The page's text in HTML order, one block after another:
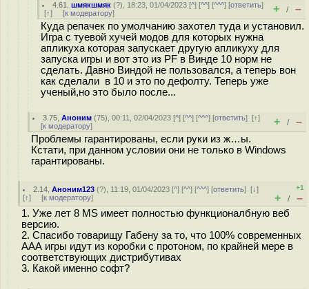
4.61 ,шмякшмяк (?), 18:23, 01/04/2023 [^] [^^] [^^^] [ответить]
[↑] [к модератору] + / –
Куда репачек по умолчанию захотел туда и установил.
Игра с туевой хучей модов для которых нужна
апликуха которая запускает другую апликуху для
запуска игры и вот это из PF в Винде 10 норм не
сделать. Давно Виндой не пользовался, а теперь вон
как сделали в 10 и это по дефолту. Теперь уже
ученый,но это было после...
3.75 ,Аноним (75), 00:11, 02/04/2023 [^] [^^] [^^^] [ответить][↑]
[к модератору] + / –
Проблемы гарантированы, если руки из ж…ы.
Кстати, при данном условии они не только в Windows
гарантированы.
2.14 ,Аноним123 (?), 11:19, 01/04/2023 [^] [^^] [^^^] [ответить][↓]
[↑] [к модератору]
+1
+ / –
1. Уже лет 8 MS имеет полностью функционалбную веб
версию.
2. Спасибо товарищу Габену за то, что 100% современных
ААА игры идут из коробки с протоном, по крайней мере в
соответствующих дистрибутивах
3. Какой именно софт?